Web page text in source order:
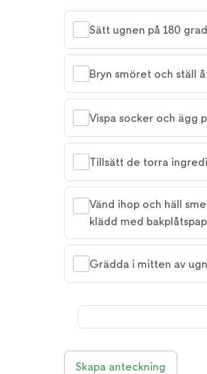
Sätt ugnen på 180
Bryn smöret och ställ
Vispa socker och ägg
Tillsätt de torra
Vänd ihop och häll
klädd med
Grädda i mitten av
Skapa anteckning